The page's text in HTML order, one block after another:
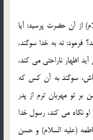
از آن حضرت پرسید: آیا
نه به خدا سوگند،
اظهار ناراحتى مى كند،
سوگند به آن كس كه
بر تو مهربان ترم از پدر
نگاه مى كند، رسول خدا
(علیه السلام) و حسن